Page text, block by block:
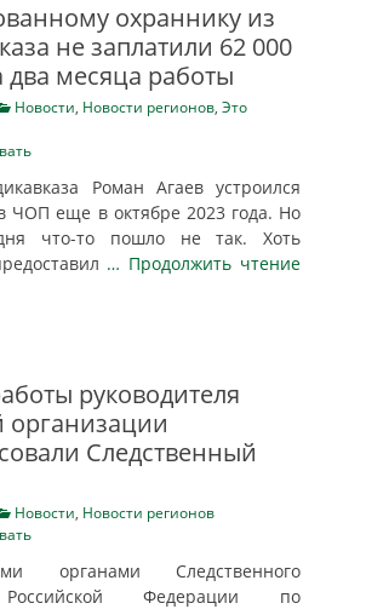
охраннику из
не заплатили 62 000
два месяца работы
Categories
Новости, Новости регионов, Это
Роман Агаев устроился
ЧОП еще в октябре 2023 года. Но
что-то пошло не так. Хоть
… Продолжить чтение
руководителя
организации
Следственный
Categories
Новости, Новости регионов
органами Следственного
Федерации по